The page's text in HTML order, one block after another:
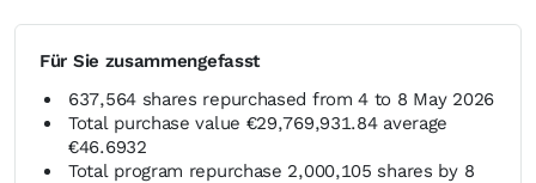
Für Sie zusammengefasst
637,564 shares repurchased from 4 to 8 May 2026
Total purchase value €29,769,931.84 average
€46.6932
Total program repurchase 2,000,105 shares by 8